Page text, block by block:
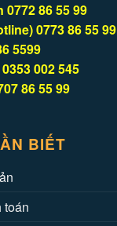
86 55 99
0773 86 55 99
5599
002 545
86 55 99
BIẾT
toán